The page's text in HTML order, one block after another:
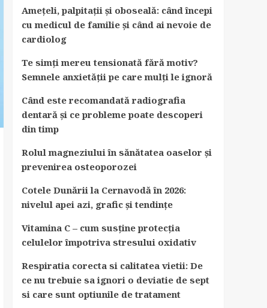
Amețeli, palpitații și oboseală: când începi
cu medicul de familie și când ai nevoie de
cardiolog
Te simți mereu tensionată fără motiv?
Semnele anxietății pe care mulți le ignoră
Când este recomandată radiografia
dentară și ce probleme poate descoperi
din timp
Rolul magneziului în sănătatea oaselor și
prevenirea osteoporozei
Cotele Dunării la Cernavodă în 2026:
nivelul apei azi, grafic și tendințe
Vitamina C – cum susține protecția
celulelor împotriva stresului oxidativ
Respiratia corecta si calitatea vietii: De
ce nu trebuie sa ignori o deviatie de sept
si care sunt optiunile de tratament